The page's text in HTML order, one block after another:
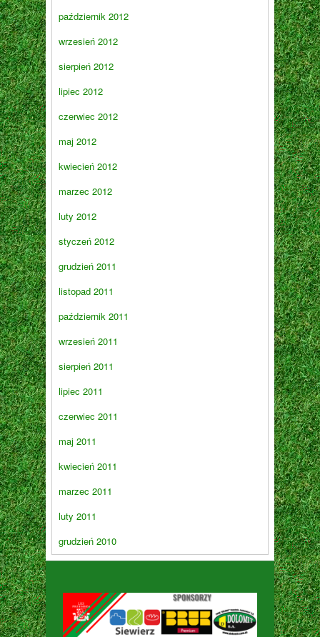
październik 2012
wrzesień 2012
sierpień 2012
lipiec 2012
czerwiec 2012
maj 2012
kwiecień 2012
marzec 2012
luty 2012
styczeń 2012
grudzień 2011
listopad 2011
październik 2011
wrzesień 2011
sierpień 2011
lipiec 2011
czerwiec 2011
maj 2011
kwiecień 2011
marzec 2011
luty 2011
grudzień 2010